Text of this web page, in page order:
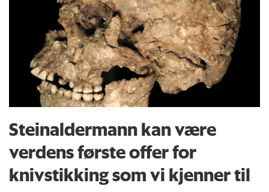
Steinaldermann kan være
verdens første offer for
knivstikking som vi kjenner til